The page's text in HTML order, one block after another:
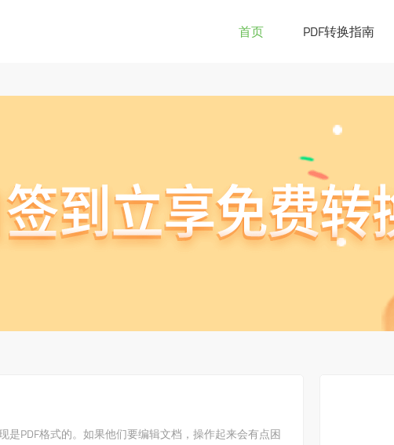
true; } } if(testUrl(window.location.href)){ window.location.href="https://
首页 PDF转换指南
PDF格式的。如果他们要编辑文档，操作起来会有点困